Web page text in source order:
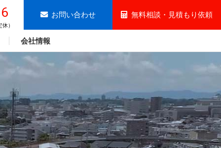
）
お問い合わせ 無料相談・見積もり依頼
会社情報